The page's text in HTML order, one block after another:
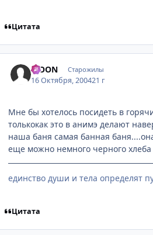
Цитата
MOON Старожилы
16 Октября, 200421 г
Мне бы хотелось посидеть в
толькокак это в анимэ делают
наша баня самая банная
еще можно немного черного
единство души и тела определят
Цитата